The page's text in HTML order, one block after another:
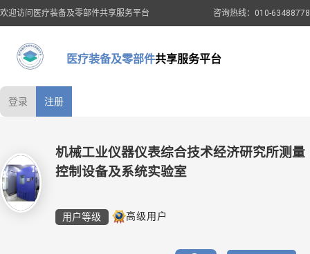
欢迎访问医疗装备及零部件共享服务平台 咨询热线：010-63488778
医疗装备及零部件共享服务平台
登录 注册
机械工业仪器仪表综合技术经济研究所测量
控制设备及系统实验室
用户等级 高级用户